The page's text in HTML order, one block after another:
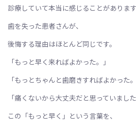
診療していて本当に感じることがあります
歯を失った患者さんが、
後悔する理由はほとんど同じです。
「もっと早く来ればよかった。」
「もっとちゃんと歯磨きすればよかった。
「痛くないから大丈夫だと思っていました
この「もっと早く」という言葉を、